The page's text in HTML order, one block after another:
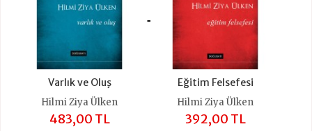
Varlık ve Oluş
Hilmi Ziya Ülken
483,00 TL
+
Eğitim Felsefesi
Hilmi Ziya Ülken
392,00 TL